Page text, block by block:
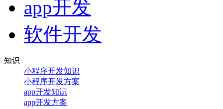
app开发
软件开发
知识
小程序开发知识
小程序开发方案
app开发知识
app开发方案